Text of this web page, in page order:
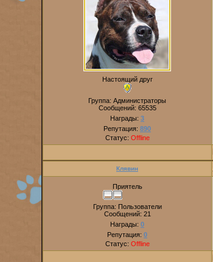
Настоящий друг
Группа: Администраторы
Сообщений: 65535
Награды: 3
Репутация: 890
Статус: Offline
Клявин
Приятель
Группа: Пользователи
Сообщений: 21
Награды: 0
Репутация: 0
Статус: Offline